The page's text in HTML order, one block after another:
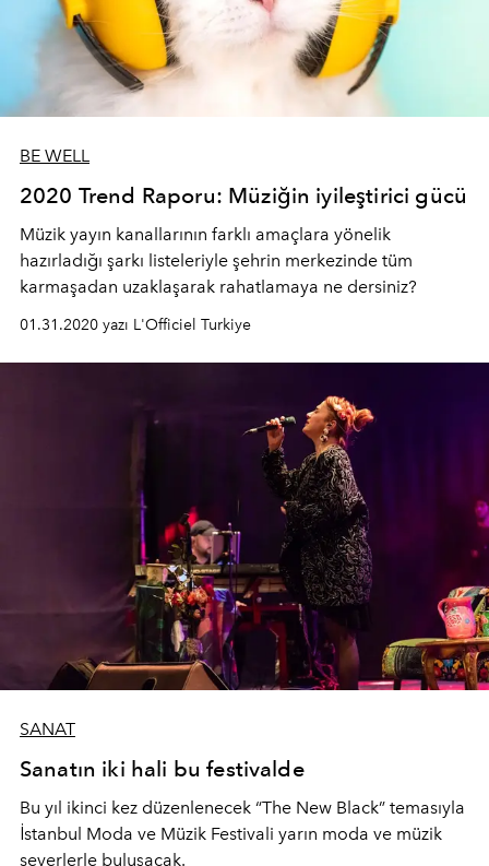
BE WELL
2020 Trend Raporu: Müziğin iyileştirici gücü
Müzik yayın kanallarının farklı amaçlara yönelik
hazırladığı şarkı listeleriyle şehrin merkezinde tüm
karmaşadan uzaklaşarak rahatlamaya ne dersiniz?
01.31.2020 yazı L'Officiel Turkiye
SANAT
Sanatın iki hali bu festivalde
Bu yıl ikinci kez düzenlenecek “The New Black” temasıyla
İstanbul Moda ve Müzik Festivali yarın moda ve müzik
severlerle buluşacak.